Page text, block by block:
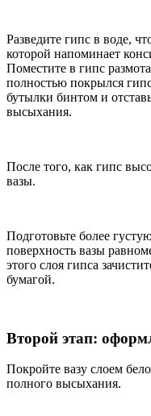
Разведите гипс в воде,
которой напоминает
Поместите в гипс
полностью покрылся
бутылки бинтом и
высыхания.
После того, как гипс
вазы.
Подготовьте более
поверхность вазы
этого слоя гипса
бумагой.
Второй этап:
Покройте вазу слоем
полного высыхания.